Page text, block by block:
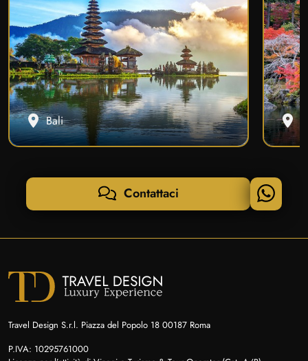
Bali
Contattaci
Travel Design S.r.l. Piazza del Popolo 18 00187 Roma
P.IVA: 10295761000